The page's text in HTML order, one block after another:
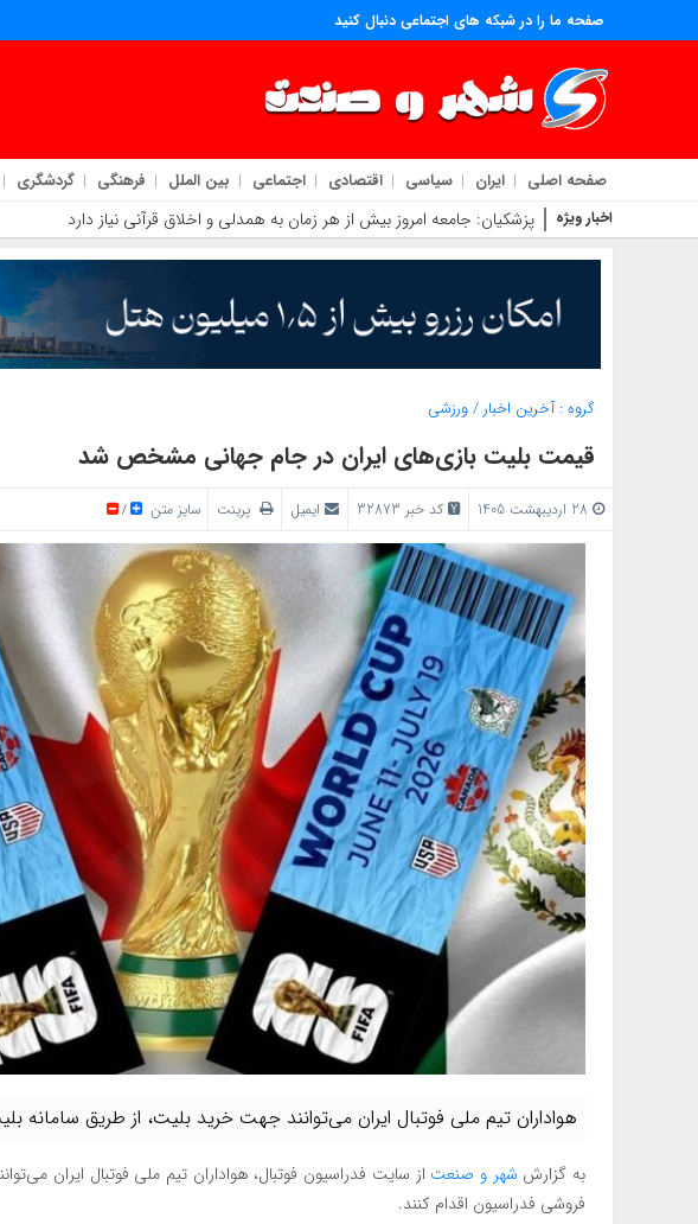
صفحه ما را در شبکه های اجتماعی دنبال کنید
صفحه اصلی ایران سیاسی اقتصادی اجتماعی بین الملل فرهنگی گردشگری
اخبار ویژه پزشکیان: جامعه امروز بیش از هر زمان به همدلی و اخلاق قرآنی نیاز دارد
گروه :آخرین اخبار /ورزشی
قیمت بلیت بازی‌های ایران در جام جهانی مشخص شد
کد خبر 32873 ایمیل پرینت سایز متن /
هواداران تیم ملی فوتبال ایران می‌توانند جهت خرید بلیت، از طریق سامانه
به گزارش شهر و صنعت از سایت فدراسیون فوتبال، هواداران تیم ملی فوتبال ایران
فروشی فدراسیون اقدام کنند.